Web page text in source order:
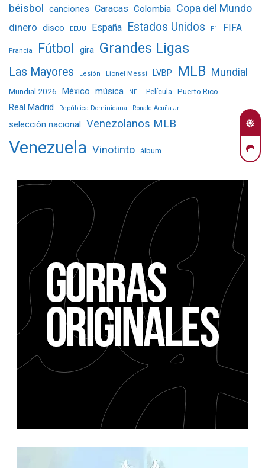
béisbol canciones Caracas Colombia Copa del Mundo
dinero disco EEUU España Estados Unidos F1 FIFA
Francia Fútbol gira Grandes Ligas
Las Mayores Lesión Lionel Messi LVBP MLB Mundial
Mundial 2026 México música NFL Película Puerto Rico
Real Madrid República Dominicana Ronald Acuña Jr.
selección nacional Venezolanos MLB
Venezuela Vinotinto álbum